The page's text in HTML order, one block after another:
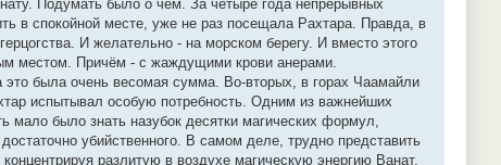
Подумать было о чём. За четыре года непрерывных
в спокойной месте, уже не раз посещала Рахтара. Правда, в
И желательно - на морском берегу. И вместо этого
местом. Причём - с жаждущими крови анерами.
была очень весомая сумма. Во-вторых, в горах Чаамайли
испытывал особую потребность. Одним из важнейших
мало было знать назубок десятки магических формул,
убийственного. В самом деле, трудно представить
разлитую в воздухе магическую энергию Ванат.